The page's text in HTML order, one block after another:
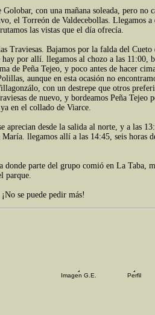
con una mañana soleada, pero no
el Torreón de Valdecebollas. Llegamos a
las vistas que el día ofrecía.
Traviesas. Bajamos por la falda del Cueto
por allí. llegamos al chozo a las 11:00,
de Peña Tejeo, y poco antes de hacer
aunque en esta ocasión no
con un destrepe que otros
de nuevo, y bordeamos Peña Tejeo
en el collado de Viarce.
desde la salida al norte, y a las
llegamos allí a las 14:45, seis horas
parte del grupo comió en La Taba,
parque.
se puede pedir más!
Imagen G.E. Perfil